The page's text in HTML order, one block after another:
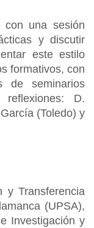
una sesión
y discutir
este estilo
formativos, con
de seminarios
D.
(Toledo) y
y Transferencia
(UPSA),
Investigación y